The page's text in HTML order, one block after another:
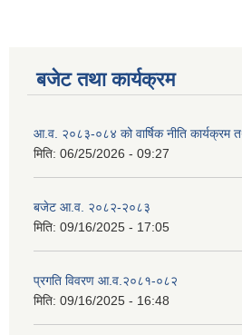
बजेट तथा कार्यक्रम
आ.व. २०८३-०८४ को वार्षिक नीति कार्यक्रम
मिति: 06/25/2026 - 09:27
बजेट आ.व. २०८२-२०८३
मिति: 09/16/2025 - 17:05
प्रगति विवरण आ.व.२०८१-०८२
मिति: 09/16/2025 - 16:48